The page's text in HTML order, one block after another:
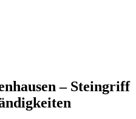
– Steingriff